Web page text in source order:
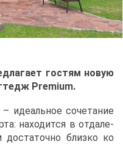
го­стям но­вую
Premium.
иде­аль­ное со­че­та­ние
на­хо­дит­ся в от­да­ле­
близ­ко ко